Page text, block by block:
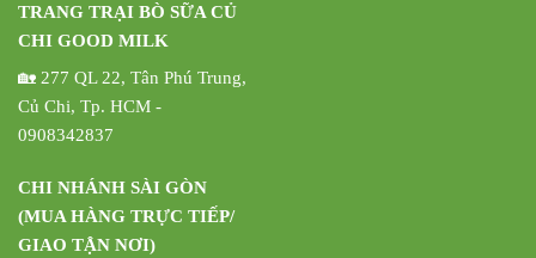
TRANG TRẠI BÒ SỮA CỦ
CHI GOOD MILK
🏡 277 QL 22, Tân Phú Trung,
Củ Chi, Tp. HCM -
0908342837
CHI NHÁNH SÀI GÒN
(MUA HÀNG TRỰC TIẾP/
GIAO TẬN NƠI)